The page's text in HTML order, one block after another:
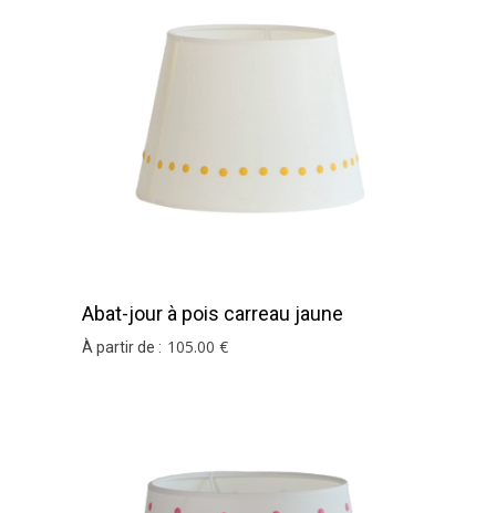
Abat-jour à pois carreau jaune
À partir de : 105.00 €